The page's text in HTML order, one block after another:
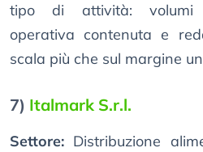
tipo di attività: volumi
operativa contenuta e
scala più che sul margine
7) Italmark S.r.l.
Settore: Distribuzione